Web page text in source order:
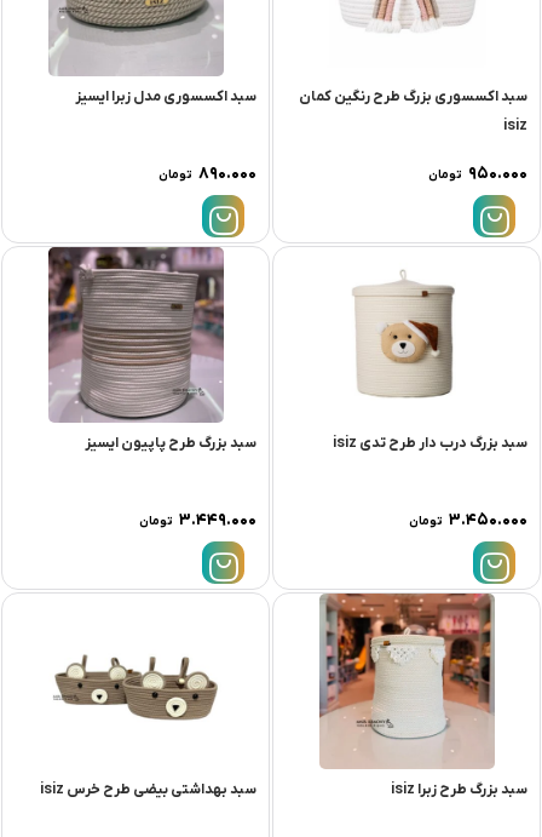
سبد اکسسوری بزرگ طرح رنگین کمان
isiz
۹۵۰.۰۰۰ تومان
سبد اکسسوری مدل زبرا ایسیز
۸۹۰.۰۰۰ تومان
سبد بزرگ درب دار طرح تدی isiz
۳.۴۵۰.۰۰۰ تومان
سبد بزرگ طرح پاپیون ایسیز
۳.۴۴۹.۰۰۰ تومان
سبد بزرگ طرح زبرا isiz سبد بهداشتی بیضی طرح خرس isiz